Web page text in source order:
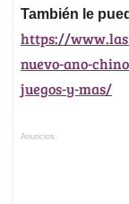
También le
https://
nuevo-ano-
juegos-y-mas/
Anuncios.